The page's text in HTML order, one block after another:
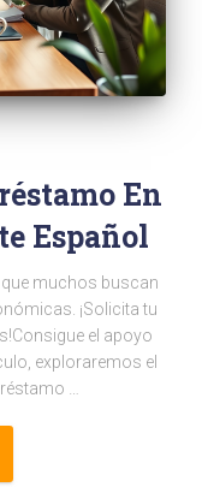
En
Español
muchos buscan
¡Solicita tu
el apoyo
exploraremos el
…